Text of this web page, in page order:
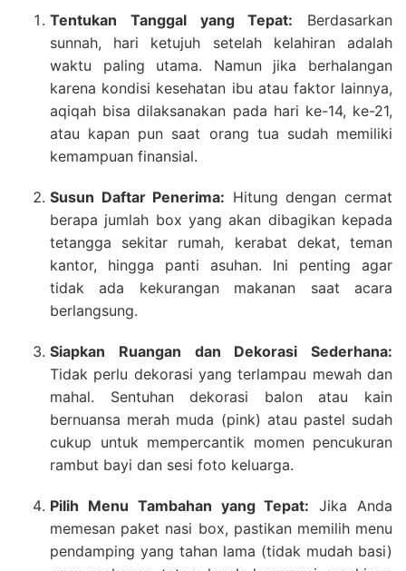
Tentukan Tanggal yang Tepat: Berdasarkan
sunnah, hari ketujuh setelah kelahiran adalah
waktu paling utama. Namun jika berhalangan
karena kondisi kesehatan ibu atau faktor lainnya,
aqiqah bisa dilaksanakan pada hari ke-14, ke-21,
atau kapan pun saat orang tua sudah memiliki
kemampuan finansial.
Susun Daftar Penerima: Hitung dengan cermat
berapa jumlah box yang akan dibagikan kepada
tetangga sekitar rumah, kerabat dekat, teman
kantor, hingga panti asuhan. Ini penting agar
tidak ada kekurangan makanan saat acara
berlangsung.
Siapkan Ruangan dan Dekorasi Sederhana:
Tidak perlu dekorasi yang terlampau mewah dan
mahal. Sentuhan dekorasi balon atau kain
bernuansa merah muda (pink) atau pastel sudah
cukup untuk mempercantik momen pencukuran
rambut bayi dan sesi foto keluarga.
Pilih Menu Tambahan yang Tepat: Jika Anda
memesan paket nasi box, pastikan memilih menu
pendamping yang tahan lama (tidak mudah basi)